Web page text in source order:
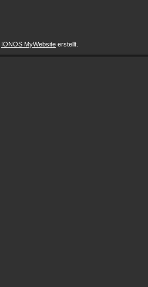
IONOS MyWebsite erstellt.